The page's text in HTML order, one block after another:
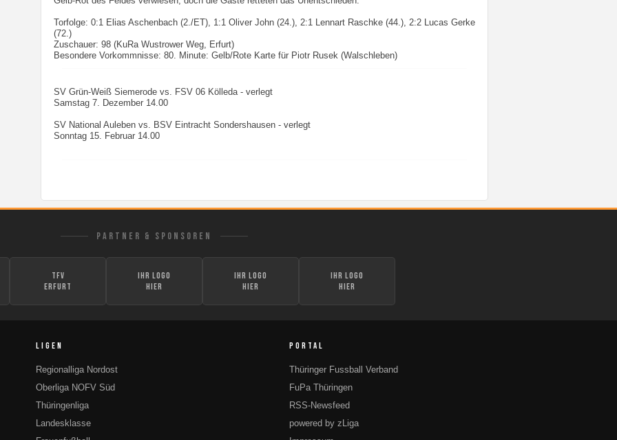
Torfolge: 0:1 Elias Aschenbach (2./ET), 1:1 Oliver John (24.), 2:1 Lennart Raschke (44.), 2:2 Lucas Gerke
(72.)
Zuschauer: 98 (KuRa Wustrower Weg, Erfurt)
Besondere Vorkommnisse: 80. Minute: Gelb/Rote Karte für Piotr Rusek (Walschleben)
SV Grün-Weiß Siemerode vs. FSV 06 Kölleda - verlegt
Samstag 7. Dezember 14.00
SV National Auleben vs. BSV Eintracht Sondershausen - verlegt
Sonntag 15. Februar 14.00
PARTNER & SPONSOREN
TFV
Erfurt
Ihr Logo
hier
Ihr Logo
hier
Ihr Logo
hier
LIGEN
Regionalliga Nordost
Oberliga NOFV Süd
Thüringenliga
Landesklasse
PORTAL
Thüringer Fussball Verband
FuPa Thüringen
RSS-Newsfeed
powered by zLiga